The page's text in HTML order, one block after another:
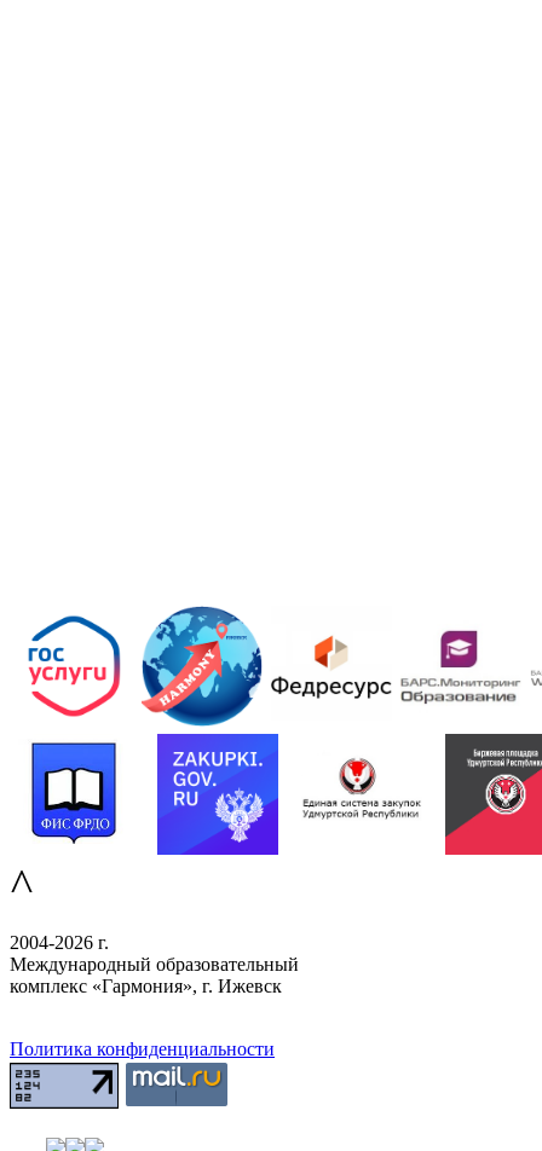
^
2004-2026 г.
Международный образовательный
комплекс «Гармония», г. Ижевск
Политика конфиденциальности